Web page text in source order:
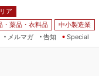
ア
・薬品・衣料品
中小製造業
メルマガ
告知 Special